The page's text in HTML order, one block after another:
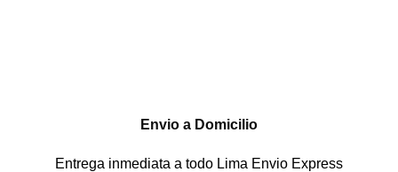
Envio a Domicilio
Entrega inmediata a todo Lima Envio Express